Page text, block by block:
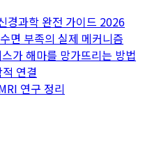
경과학 완전 가이드 2026
면 부족의 실제 메커니즘
가 해마를 망가뜨리는 방법
연결
연구 정리